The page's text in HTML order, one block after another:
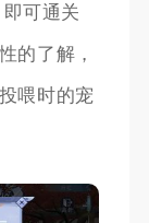
可通关
的了解，
喂时的宠